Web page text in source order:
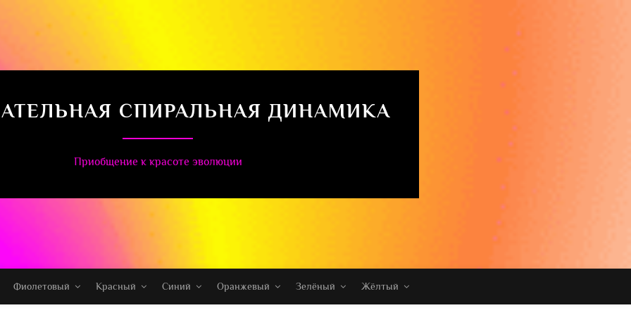
СПИРАЛЬНАЯ ДИНАМИКА
Приобщение к красоте эволюции
Фиолетовый Красный Синий Оранжевый Зелёный Жёлтый